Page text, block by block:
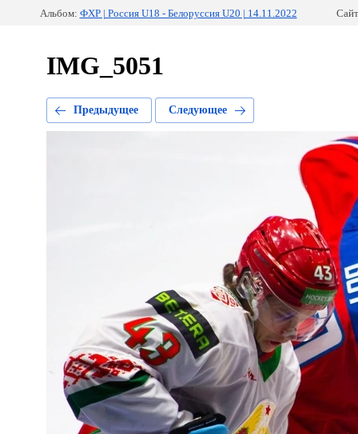
Альбом: ФХР | Россия U18 - Белоруссия U20 | 14.11.2022
IMG_5051
Предыдущее Следующее